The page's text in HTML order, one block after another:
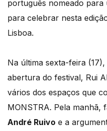
português nomeado para
para celebrar nesta
Lisboa.
Na última sexta-feira
abertura do festival, Rui
vários dos espaços que
MONSTRA. Pela manhã,
André Ruivo e a